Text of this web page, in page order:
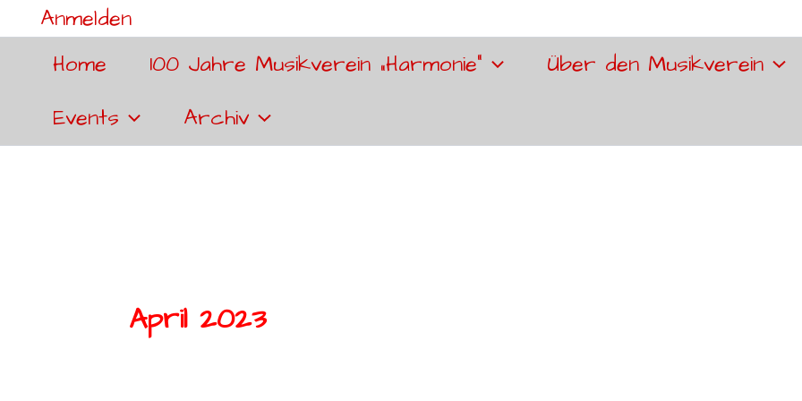
Anmelden
Home
100 Jahre Musikverein „Harmonie“ Über den Musikverein
Events
Archiv
April 2023